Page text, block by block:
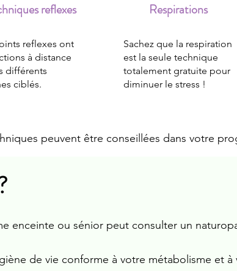
reflexes
reflexes ont
à distance
différents
ciblés.
Respirations
Sachez que la respiration
est la seule technique
totalement gratuite pour
diminuer le stress !
peuvent être conseillées dans votre
enceinte ou sénior peut consulter un
de vie conforme à votre métabolisme et à